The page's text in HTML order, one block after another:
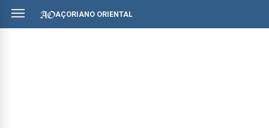
AÇORIANO ORIENTAL